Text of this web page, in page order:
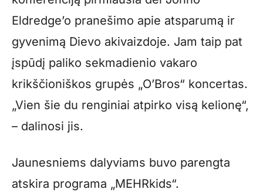
Eldredge’o pranešimo apie atsparumą ir
gyvenimą Dievo akivaizdoje. Jam taip pat
įspūdį paliko sekmadienio vakaro
krikščioniškos grupės „O’Bros“ koncertas.
„Vien šie du renginiai atpirko visą kelionę“,
– dalinosi jis.
Jaunesniems dalyviams buvo parengta
atskira programa „MEHRkids“.